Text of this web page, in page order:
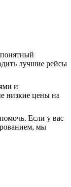
лучшие рейсы
и
низкие цены на
Если у вас
мы